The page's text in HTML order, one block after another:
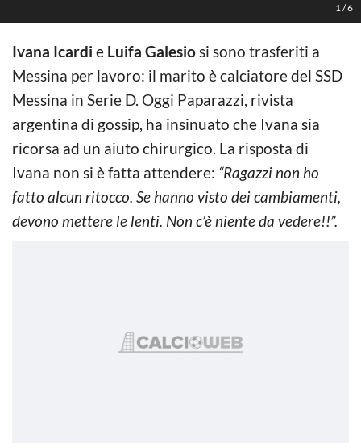
1 /6
Ivana Icardi e Luifa Galesiosi sono trasferiti a
Messina per lavoro: il marito è calciatore del SSD
Messina in Serie D. Oggi Paparazzi, rivista
argentina di gossip, ha insinuato che Ivana sia
ricorsa ad un aiuto chirurgico. La risposta di
Ivana non si è fatta attendere: “Ragazzi non ho
fatto alcun ritocco. Se hanno visto dei cambiamenti,
devono mettere le lenti. Non c’è niente da vedere!!”.